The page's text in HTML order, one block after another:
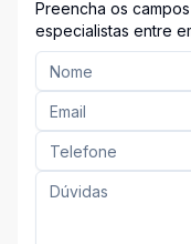
Preencha os
especialistas entre